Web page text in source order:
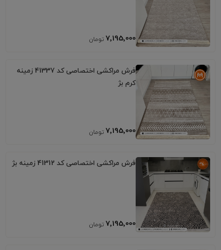
7٬195٬000
فرش مراکشی اختصاصی کد 41337 زمینه
کرم بژ
7٬195٬000
فرش مراکشی اختصاصی کد 41312 زمینه بژ
7٬195٬000